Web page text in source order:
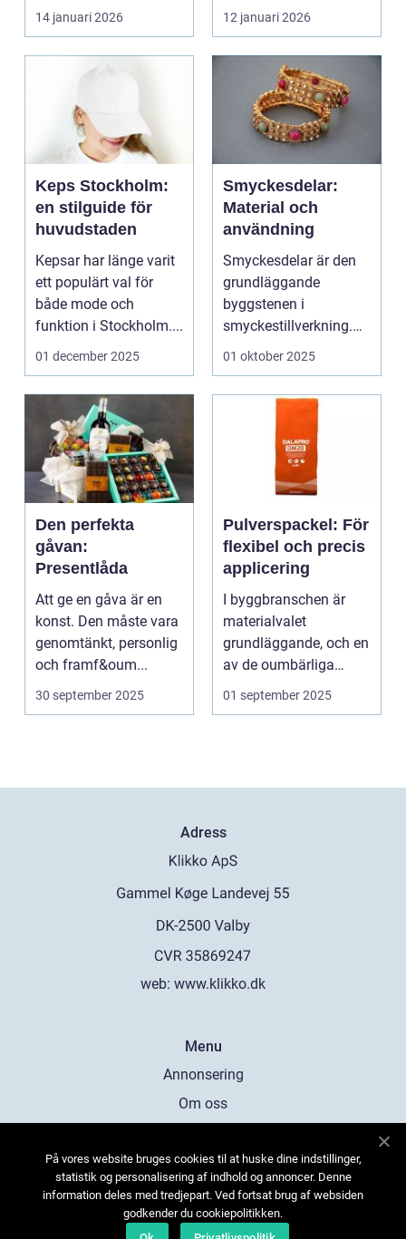
haft en central r...
14 januari 2026 12 januari 2026
Keps Stockholm:
en stilguide för
huvudstaden
Kepsar har länge varit
ett populärt val för
både mode och
funktion i Stockholm....
01 december 2025
Smyckesdelar:
Material och
användning
Smyckesdelar är den
grundläggande
byggstenen i
smyckestillverkning.
De ger utrymme fö...
01 oktober 2025
Den perfekta
gåvan:
Presentlåda
Att ge en gåva är en
konst. Den måste vara
genomtänkt, personlig
och framf&oum...
30 september 2025
Pulverspackel: För
flexibel och precis
applicering
I byggbranschen är
materialvalet
grundläggande, och en
av de oumbärliga
komponenterna...
01 september 2025
Adress
web: www.klikko.dk
Menu
Annonsering
Om oss
Kontakta oss
Sitemap
På vores website bruges cookies til at huske dine indstillinger,
statistik og personalisering af indhold og annoncer. Denne
information deles med tredjepart. Ved fortsat brug af websiden
godkender du cookiepolitikken.